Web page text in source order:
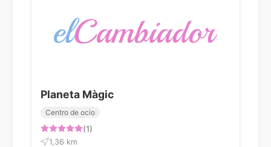
Planeta Màgic
Centro de ocio
(1)
1,36 km